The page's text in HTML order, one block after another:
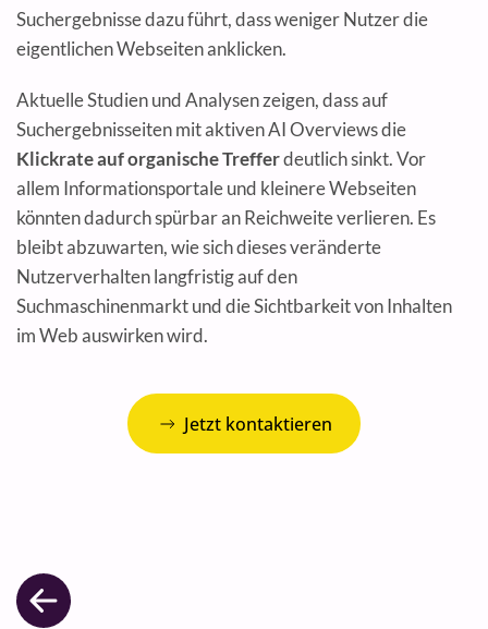
Suchergebnisse dazu führt, dass weniger Nutzer die
eigentlichen Webseiten anklicken.
Aktuelle Studien und Analysen zeigen, dass auf
Suchergebnisseiten mit aktiven AI Overviews die
Klickrate auf organische Trefferdeutlich sinkt. Vor
allem Informationsportale und kleinere Webseiten
könnten dadurch spürbar an Reichweite verlieren. Es
bleibt abzuwarten, wie sich dieses veränderte
Nutzerverhalten langfristig auf den
Suchmaschinenmarkt und die Sichtbarkeit von Inhalten
im Web auswirken wird.
Jetzt kontaktieren